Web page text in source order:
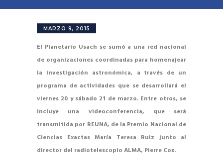
MARZO 9, 2015
El Planetario Usach se sumó a una red nacional
de organizaciones coordinadas para homenajear
la investigación astronómica, a través de un
programa de actividades que se desarrollará el
viernes 20 y sábado 21 de marzo. Entre otros, se
incluye una videoconferencia, que será
transmitida por REUNA, de la Premio Nacional de
Ciencias Exactas María Teresa Ruiz junto al
director del radiotelescopio ALMA, Pierre Cox.